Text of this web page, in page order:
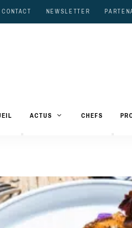
CONTACT NEWSLETTER
ACTUS CHEFS